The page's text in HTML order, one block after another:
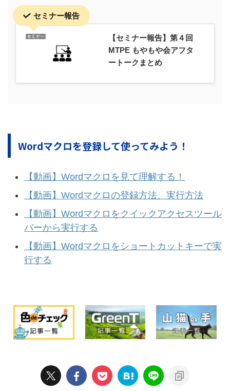
セミナー報告
【セミナー報告】第４回
MTPE もやもや会アフタ
ートークまとめ
Wordマクロを登録して使ってみよう！
【動画】Wordマクロを見て理解する！
【動画】Wordマクロの登録方法、実行方法
【動画】Wordマクロをクイックアクセスツール
バーから実行する
【動画】Wordマクロをショートカットキーで実
行する